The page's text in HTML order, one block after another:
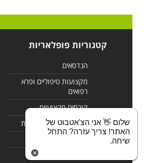
קטגוריות פופלאריות
הנדסאים
מקצועות טיפוליים ופרא
רפואים
קורסים מקצועיים
לימודי מחשבים ורשתות
שלום 👋 אני הצ'אטבוט של
האתר! צריך עזרה? התחל
שיחה.